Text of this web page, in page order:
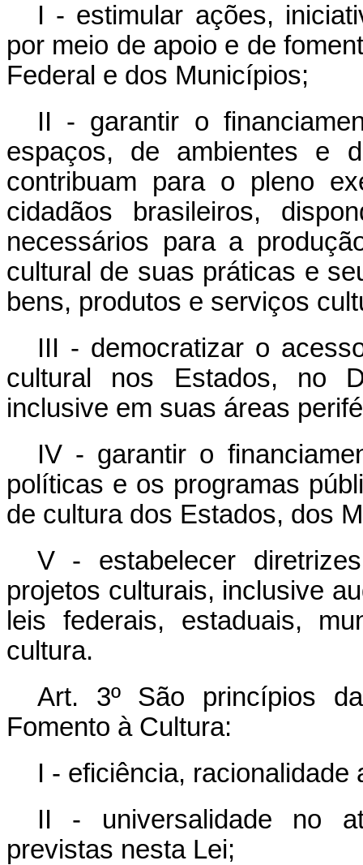
I - estimular ações,
por meio de apoio e de
Federal e dos Municípios;
II - garantir o
espaços, de ambientes e
contribuam para o pleno
cidadãos brasileiros,
necessários para a
cultural de suas práticas e
bens, produtos e serviços
III - democratizar o
cultural nos Estados, no
inclusive em suas áreas
IV - garantir o
políticas e os programas
de cultura dos Estados, dos
V - estabelecer
projetos culturais, inclusive
leis federais, estaduais,
cultura.
Art. 3º São princípios
Fomento à Cultura:
I - eficiência,
II - universalidade no
previstas nesta Lei;